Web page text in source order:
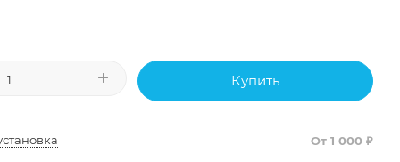
Купить
От 1 000 ₽